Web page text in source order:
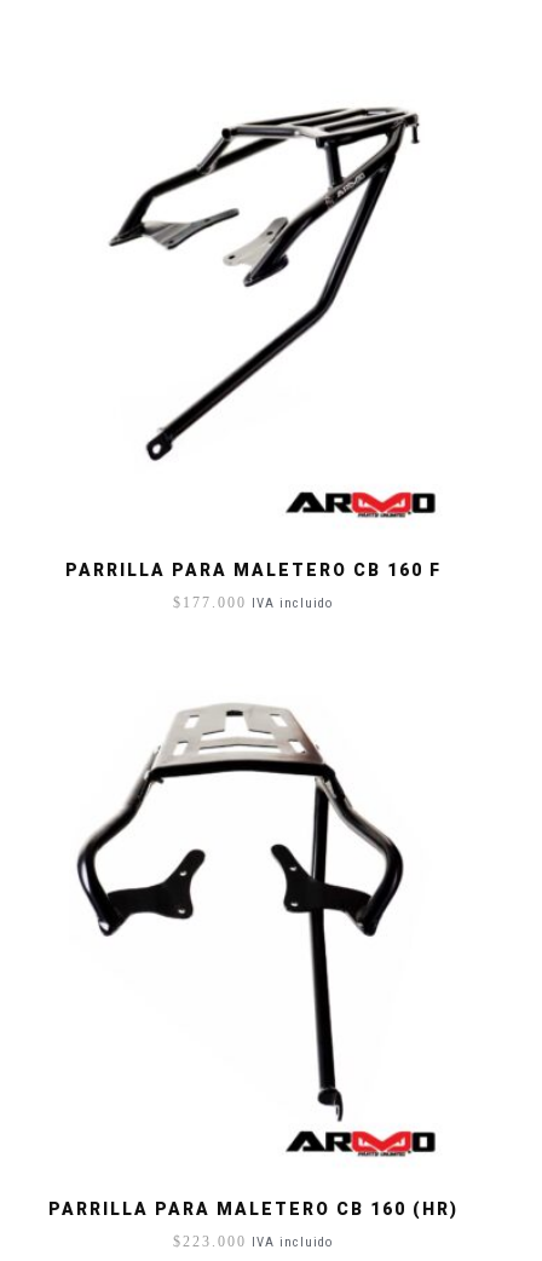
PARRILLA PARA MALETERO CB 160 F
$ 177.000 IVA incluido
PARRILLA PARA MALETERO CB 160 (HR)
$ 223.000 IVA incluido